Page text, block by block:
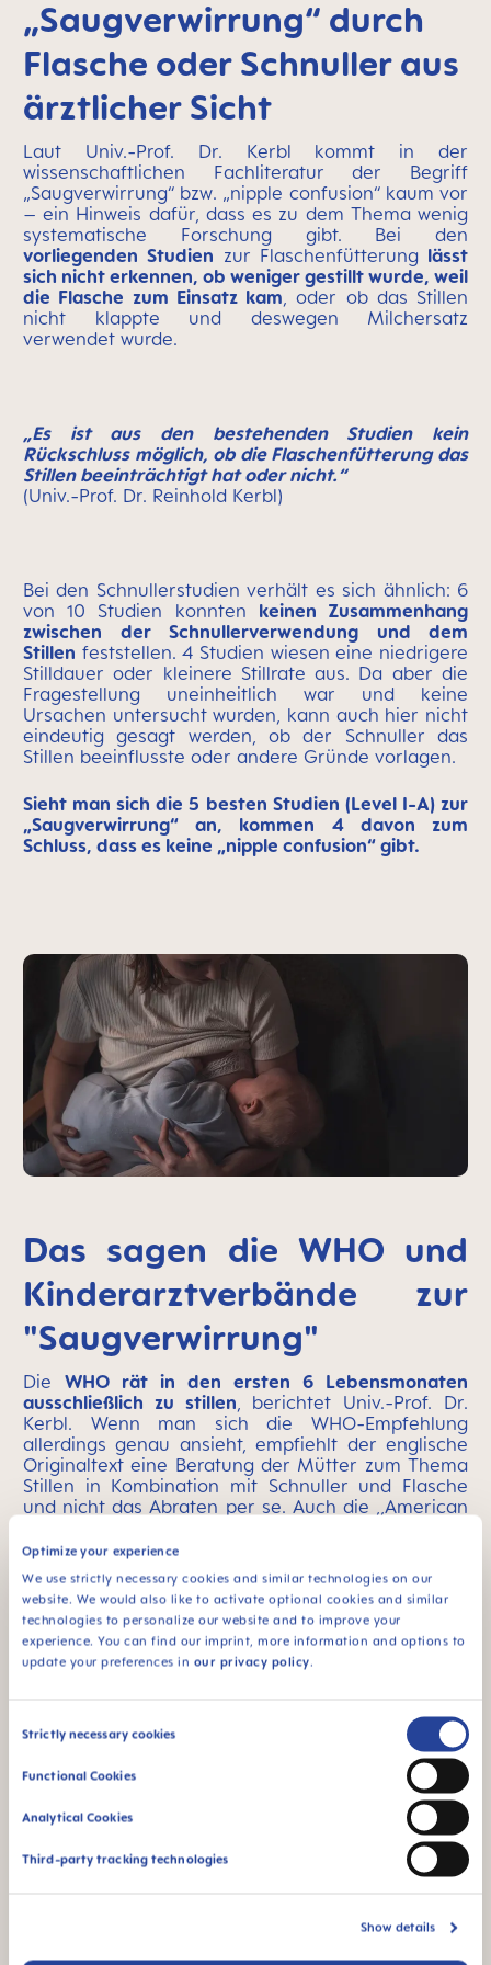
Optimize your experience
We use strictly necessary cookies and similar technologies on our
website. We would also like to activate optional cookies and similar
technologies to personalize our website and to improve your
experience. You can find our imprint, more information and options to
update your preferences in our privacy policy.
Consent
Strictly necessary cookies
Functional Cookies
Analytical Cookies
Third-party tracking technologies
Show details
„Saugverwirrung“ durch
Flasche oder Schnuller aus
ärztlicher Sicht
Laut Univ.-Prof. Dr. Kerbl kommt in der
wissenschaftlichen Fachliteratur der Begriff
„Saugverwirrung“ bzw. „nipple confusion“ kaum vor
– ein Hinweis dafür, dass es zu dem Thema wenig
systematische Forschung gibt. Bei den
vorliegenden Studien zur Flaschenfütterung lässt
sich nicht erkennen, ob weniger gestillt wurde, weil
die Flasche zum Einsatz kam, oder ob das Stillen
nicht klappte und deswegen Milchersatz
verwendet wurde.
„Es ist aus den bestehenden Studien kein
Rückschluss möglich, ob die Flaschenfütterung das
Stillen beeinträchtigt hat oder nicht.“
(Univ.-Prof. Dr. Reinhold Kerbl)
Bei den Schnullerstudien verhält es sich ähnlich: 6
von 10 Studien konnten keinen Zusammenhang
zwischen der Schnullerverwendung und dem
Stillen feststellen. 4 Studien wiesen eine niedrigere
Stilldauer oder kleinere Stillrate aus. Da aber die
Fragestellung uneinheitlich war und keine
Ursachen untersucht wurden, kann auch hier nicht
eindeutig gesagt werden, ob der Schnuller das
Stillen beeinflusste oder andere Gründe vorlagen.
Sieht man sich die 5 besten Studien (Level I-A) zur
„Saugverwirrung“ an, kommen 4 davon zum
Schluss, dass es keine „nipple confusion“ gibt.
Das sagen die WHO und
Kinderarztverbände zur
"Saugverwirrung"
Die WHO rät in den ersten 6 Lebensmonaten
ausschließlich zu stillen, berichtet Univ.-Prof. Dr.
Kerbl. Wenn man sich die WHO-Empfehlung
allerdings genau ansieht, empfiehlt der englische
Originaltext eine Beratung der Mütter zum Thema
Stillen in Kombination mit Schnuller und Flasche
und nicht das Abraten per se. Auch die ,,American
von 67.000 Kinderärzten,
Schnuller,
um das Risiko des
Kindstodszu reduzieren.
"Saugverwirrung"
beheben: Das rät Univ.-
Prof. Dr. Reinhold Kerbl
Eltern
Ganz klar ist, dassMuttermilch die beste Form der
darstellt. Stillen ist zumindest
empfehlenswert. „Das Zufüttern mit der Flasche ist
nur notwendig, wenn ausschließliches Stillen nicht
möglich ist. Eltern brauchen sich aber keinen